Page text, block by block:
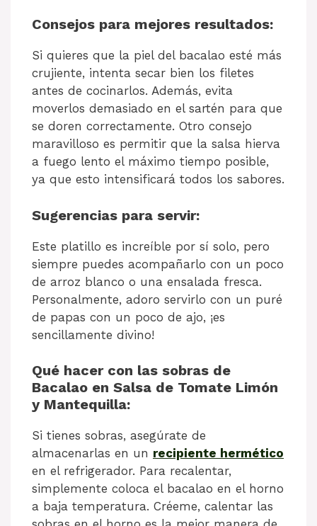
Consejos para mejores resultados:
Si quieres que la piel del bacalao esté más
crujiente, intenta secar bien los filetes
antes de cocinarlos. Además, evita
moverlos demasiado en el sartén para que
se doren correctamente. Otro consejo
maravilloso es permitir que la salsa hierva
a fuego lento el máximo tiempo posible,
ya que esto intensificará todos los sabores.
Sugerencias para servir:
Este platillo es increíble por sí solo, pero
siempre puedes acompañarlo con un poco
de arroz blanco o una ensalada fresca.
Personalmente, adoro servirlo con un puré
de papas con un poco de ajo, ¡es
sencillamente divino!
Qué hacer con las sobras de
Bacalao en Salsa de Tomate Limón
y Mantequilla:
Si tienes sobras, asegúrate de
almacenarlas en un recipiente hermético
en el refrigerador. Para recalentar,
simplemente coloca el bacalao en el horno
a baja temperatura. Créeme, calentar las